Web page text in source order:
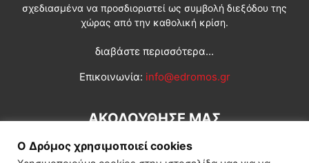
σχεδιασμένα να προσδιοριστεί ως συμβολή διεξόδου της
χώρας από την καθολική κρίση.
διαβάστε περισσότερα...
Επικοινωνία: info@edromos.gr
ΑΚΟΛΟΥΘΗΣΕ ΜΑΣ
Ο Δρόμος χρησιμοποιεί cookies